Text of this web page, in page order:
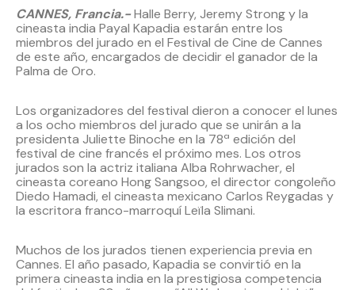
CANNES, Francia.-Halle Berry, Jeremy Strong y la
cineasta india Payal Kapadia estarán entre los
miembros del jurado en el Festival de Cine de Cannes
de este año, encargados de decidir el ganador de la
Palma de Oro.
Los organizadores del festival dieron a conocer el lunes
a los ocho miembros del jurado que se unirán a la
presidenta Juliette Binoche en la 78ª edición del
festival de cine francés el próximo mes. Los otros
jurados son la actriz italiana Alba Rohrwacher, el
cineasta coreano Hong Sangsoo, el director congoleño
Diedo Hamadi, el cineasta mexicano Carlos Reygadas y
la escritora franco-marroquí Leïla Slimani.
Muchos de los jurados tienen experiencia previa en
Cannes. El año pasado, Kapadia se convirtió en la
primera cineasta india en la prestigiosa competencia